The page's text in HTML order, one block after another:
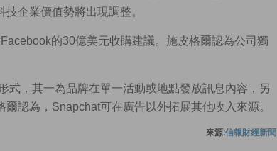
企業價值勢將出現調整。
的30億美元收購建議。施皮格爾認為公司獨
式，其一為品牌在單一活動或地點發放訊息內容，另
認為，Snapchat可在廣告以外拓展其他收入來源。
來源:信報財經新聞